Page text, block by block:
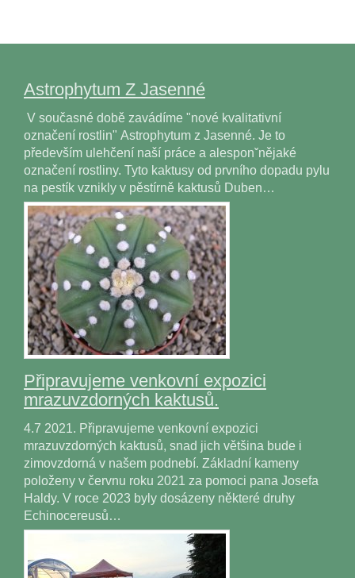
Astrophytum Z Jasenné
V současné době zavádíme "nové kvalitativní
označení rostlin" Astrophytum z Jasenné. Je to
především ulehčení naší práce a alesponˇnějaké
označení rostliny. Tyto kaktusy od prvního dopadu pylu
na pestík vznikly v pěstírně kaktusů Duben…
Připravujeme venkovní expozici
mrazuvzdorných kaktusů.
4.7 2021. Připravujeme venkovní expozici
mrazuvzdorných kaktusů, snad jich většina bude i
zimovzdorná v našem podnebí. Základní kameny
položeny v červnu roku 2021 za pomoci pana Josefa
Haldy. V roce 2023 byly dosázeny některé druhy
Echinocereusů…